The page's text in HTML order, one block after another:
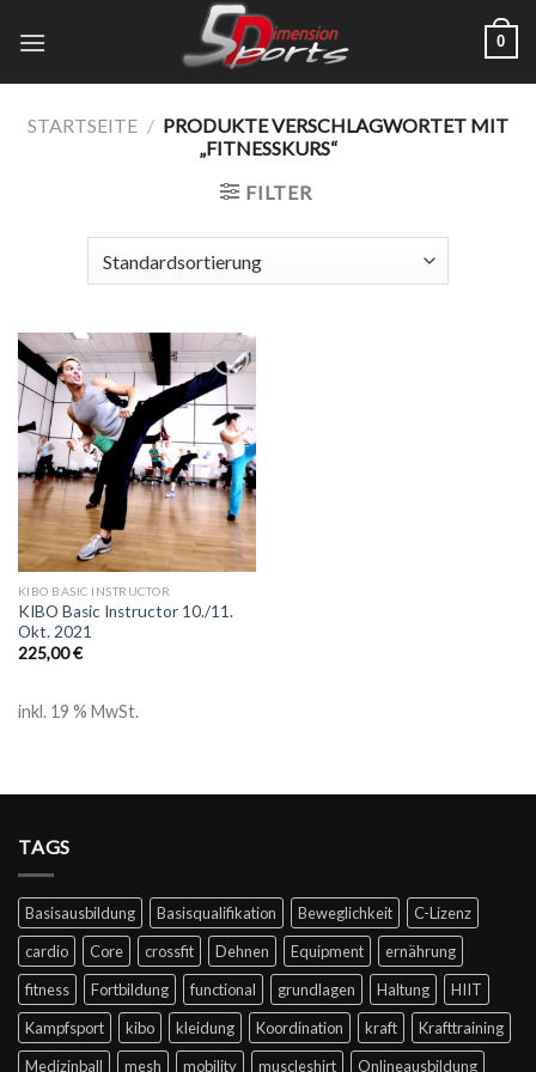
Inhalt
0
STARTSEITE / PRODUKTE VERSCHLAGWORTET MIT
„FITNESSKURS“
FILTER
Add to
wishlist
KIBO BASIC INSTRUCTOR
KIBO Basic Instructor 10./11.
Okt. 2021
225,00€
inkl. 19 % MwSt.
TAGS
Basisausbildung Basisqualifikation Beweglichkeit
C-Lizenz
cardio
Core crossfit Dehnen Equipment
ernährung
fitness
Fortbildung functional grundlagen Haltung
HIIT
Kampfsport
kibo kleidung Koordination kraft
Krafttraining
Medizinball
mesh mobility muscleshirt Onlineausbildung